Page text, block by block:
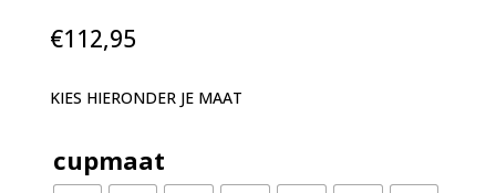
€112,95
KIES HIERONDER JE MAAT
cupmaat